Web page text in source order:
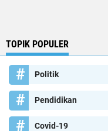
TOPIK POPULER
Politik
Pendidikan
Covid-19